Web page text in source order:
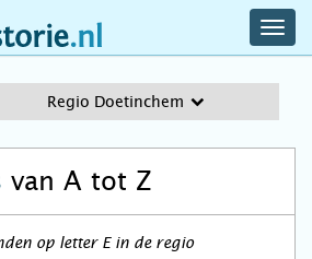
Regio Doetinchem
van A tot Z
op letter E in de regio